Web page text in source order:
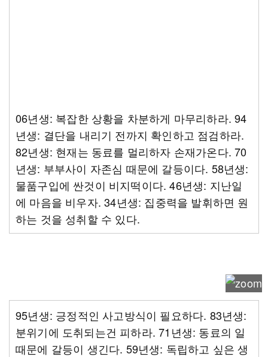
06년생: 복잡한 상황을 차분하게 마무리하라. 94
년생: 결단을 내리기 전까지 확인하고 점검하라.
82년생: 현재는 동료를 멀리하자 손재가온다. 70
년생: 부부사이 자존심 때문에 갈등이다. 58년생:
물품구입에 싼것이 비지떡이다. 46년생: 지난일
에 마음을 비우자. 34년생: 집중력을 발휘하면 원
하는 것을 성취할 수 있다.
95년생: 긍정적인 사고방식이 필요하다. 83년생:
분위기에 도취되는건 피하라. 71년생: 동료의 일
때문에 갈등이 생긴다. 59년생: 독립하고 싶은 생